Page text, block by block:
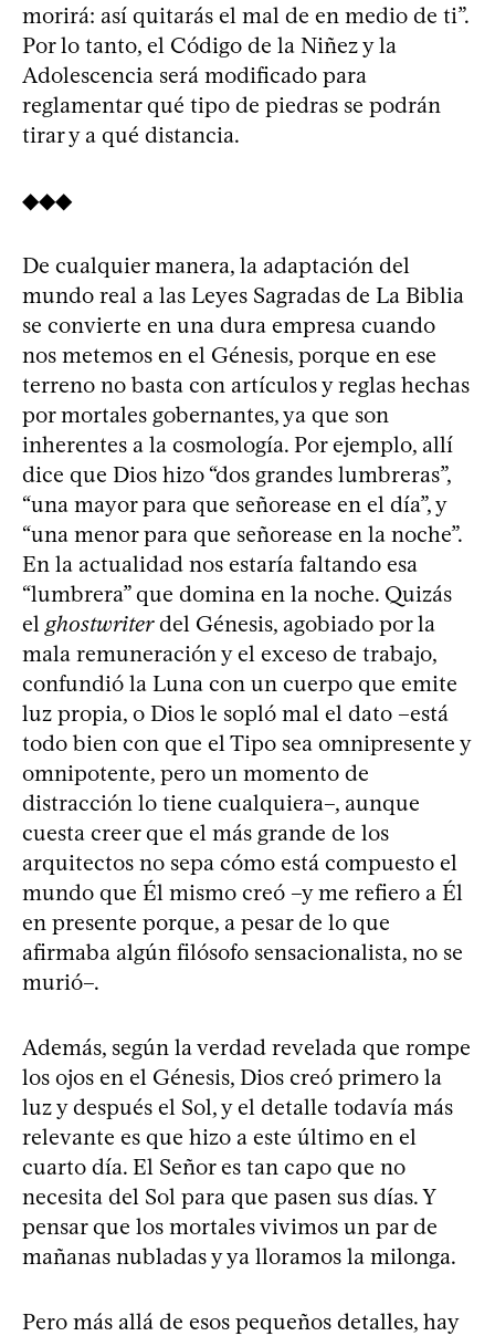
morirá: así quitarás el mal de en medio de ti”.
Por lo tanto, el Código de la Niñez y la
Adolescencia será modificado para
reglamentar qué tipo de piedras se podrán
tirar y a qué distancia.
◆◆◆
De cualquier manera, la adaptación del
mundo real a las Leyes Sagradas de La Biblia
se convierte en una dura empresa cuando
nos metemos en el Génesis, porque en ese
terreno no basta con artículos y reglas hechas
por mortales gobernantes, ya que son
inherentes a la cosmología. Por ejemplo, allí
dice que Dios hizo “dos grandes lumbreras”,
“una mayor para que señorease en el día”, y
“una menor para que señorease en la noche”.
En la actualidad nos estaría faltando esa
“lumbrera” que domina en la noche. Quizás
el ghostwriterdel Génesis, agobiado por la
mala remuneración y el exceso de trabajo,
confundió la Luna con un cuerpo que emite
luz propia, o Dios le sopló mal el dato –está
todo bien con que el Tipo sea omnipresente y
omnipotente, pero un momento de
distracción lo tiene cualquiera–, aunque
cuesta creer que el más grande de los
arquitectos no sepa cómo está compuesto el
mundo que Él mismo creó –y me refiero a Él
en presente porque, a pesar de lo que
afirmaba algún filósofo sensacionalista, no se
murió–.
Además, según la verdad revelada que rompe
los ojos en el Génesis, Dios creó primero la
luz y después el Sol, y el detalle todavía más
relevante es que hizo a este último en el
cuarto día. El Señor es tan capo que no
necesita del Sol para que pasen sus días. Y
pensar que los mortales vivimos un par de
mañanas nubladas y ya lloramos la milonga.
Pero más allá de esos pequeños detalles, hay